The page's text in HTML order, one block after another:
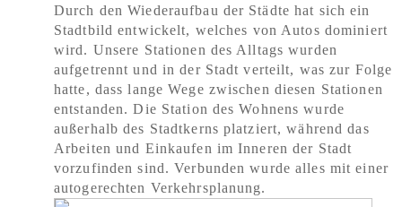
Durch den Wiederaufbau der Städte hat sich ein
Stadtbild entwickelt, welches von Autos dominiert
wird. Unsere Stationen des Alltags wurden
aufgetrennt und in der Stadt verteilt, was zur Folge
hatte, dass lange Wege zwischen diesen Stationen
entstanden. Die Station des Wohnens wurde
außerhalb des Stadtkerns platziert, während das
Arbeiten und Einkaufen im Inneren der Stadt
vorzufinden sind. Verbunden wurde alles mit einer
autogerechten Verkehrsplanung.